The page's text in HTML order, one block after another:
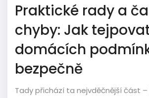
Praktické rady a
chyby: Jak
domácích
bezpečně
Tady přichází ta nejvděčnější část